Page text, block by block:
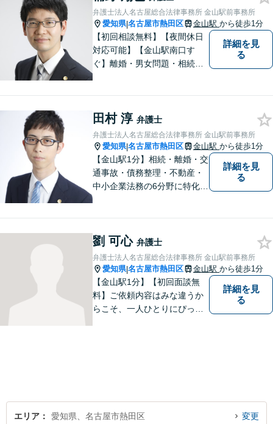
弁護士法人名古屋総合法律事務所 金山駅前事務所
愛知県|名古屋市熱田区 金山駅 から徒歩1分
【初回相談無料】【夜間休日
対応可能】【金山駅南口す
ぐ】離婚・男女問題・相続・
詳細を見
る
田村 淳 弁護士
弁護士法人名古屋総合法律事務所 金山駅前事務所
愛知県|名古屋市熱田区 金山駅 から徒歩1分
【金山駅1分】相続・離婚・交
通事故・債務整理・不動産・
中小企業法務の6分野に特化！
ーションを重視し、情報連携
を図りながら納得の解決へと
導いてまいります。
詳細を見
る
劉 可心 弁護士
弁護士法人名古屋総合法律事務所 金山駅前事務所
愛知県|名古屋市熱田区 金山駅 から徒歩1分
【金山駅1分】【初回面談無
料】ご依頼内容はみな違うか
らこそ、一人ひとりにぴった
対応可能】
詳細を見
る
エリア 愛知県、名古屋市熱田区 変更